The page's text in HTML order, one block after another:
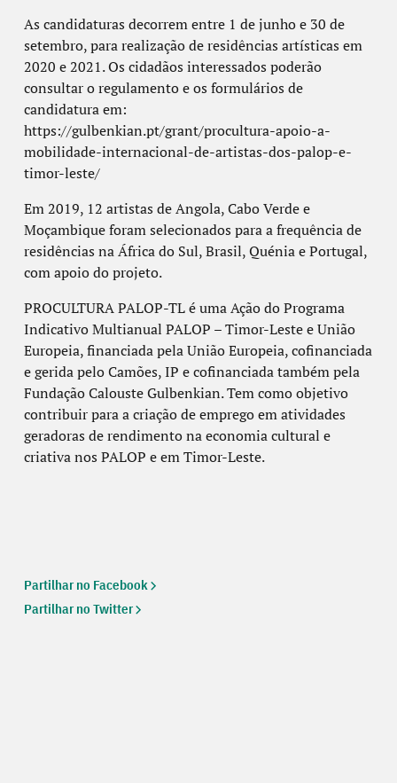
As candidaturas decorrem entre 1 de junho e 30 de
setembro, para realização de residências artísticas em
2020 e 2021. Os cidadãos interessados poderão
consultar o regulamento e os formulários de
candidatura em:
https://gulbenkian.pt/grant/procultura-apoio-a-
mobilidade-internacional-de-artistas-dos-palop-e-
timor-leste/
Em 2019, 12 artistas de Angola, Cabo Verde e
Moçambique foram selecionados para a frequência de
residências na África do Sul, Brasil, Quénia e Portugal,
com apoio do projeto.
PROCULTURA PALOP-TL é uma Ação do Programa
Indicativo Multianual PALOP – Timor-Leste e União
Europeia, financiada pela União Europeia, cofinanciada
e gerida pelo Camões, IP e cofinanciada também pela
Fundação Calouste Gulbenkian. Tem como objetivo
contribuir para a criação de emprego em atividades
geradoras de rendimento na economia cultural e
criativa nos PALOP e em Timor-Leste.
Partilhar no Facebook
Partilhar no Twitter